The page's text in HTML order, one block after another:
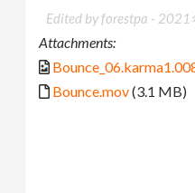
Edited by forestpa - 2021
Attachments:
Bounce.mov(3.1 MB)